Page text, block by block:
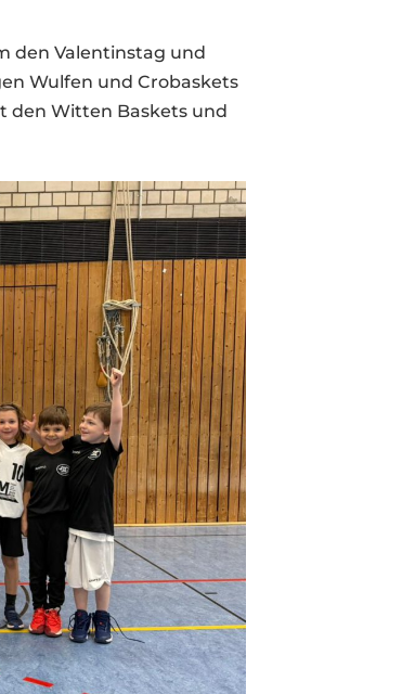
den Valentinstag und
Wulfen und Crobaskets
den Witten Baskets und